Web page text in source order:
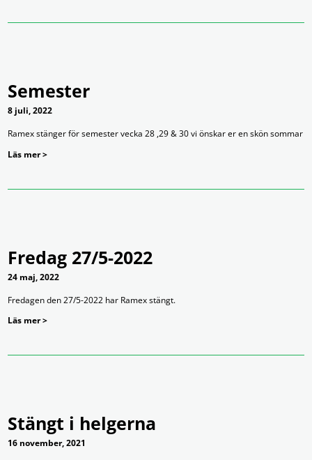
Semester
8 juli, 2022
Ramex stänger för semester vecka 28 ,29 & 30 vi önskar er en skön sommar
Läs mer >
Fredag 27/5-2022
24 maj, 2022
Fredagen den 27/5-2022 har Ramex stängt.
Läs mer >
Stängt i helgerna
16 november, 2021